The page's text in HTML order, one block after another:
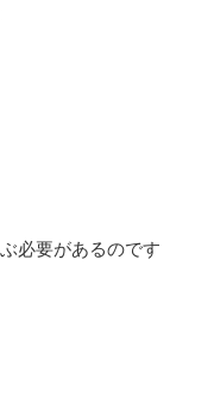
必要があるのです